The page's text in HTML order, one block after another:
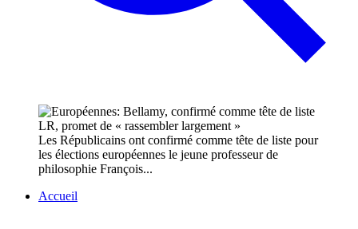
Les Républicains ont confirmé comme tête de liste pour
les élections européennes le jeune professeur de
philosophie François...
Accueil